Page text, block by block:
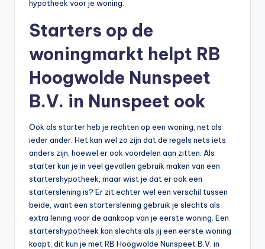
hypotheek voor je woning.
Starters op de
woningmarkt helpt RB
Hoogwolde Nunspeet
B.V. in Nunspeet ook
Ook als starter heb je rechten op een woning, net als
ieder ander. Het kan wel zo zijn dat de regels nets iets
anders zijn, hoewel er ook voordelen aan zitten. Als
starter kun je in veel gevallen gebruik maken van een
startershypotheek, maar wist je dat er ook een
starterslening is? Er zit echter wel een verschil tussen
beide, want een starterslening gebruik je slechts als
extra lening voor de aankoop van je eerste woning. Een
startershypotheek kan slechts als jij een eerste woning
koopt, dit kun je met RB Hoogwolde Nunspeet B.V. in